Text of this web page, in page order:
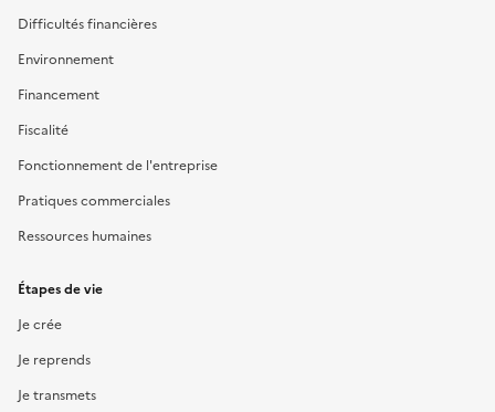
Difficultés financières
Environnement
Financement
Fiscalité
Fonctionnement de l'entreprise
Pratiques commerciales
Ressources humaines
Étapes de vie
Je crée
Je reprends
Je transmets